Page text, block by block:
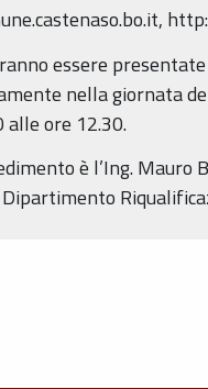
essere
nella giornata
alle ore 12.30.
è l’Ing.